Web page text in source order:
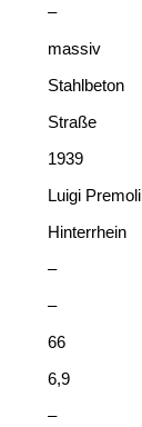
–
massiv
Stahlbeton
Straße
1939
Luigi Premoli
Hinterrhein
–
–
66
6,9
–